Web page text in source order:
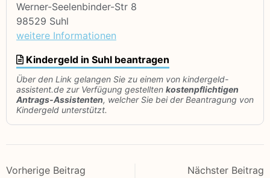
Werner-Seelenbinder-Str 8
98529 Suhl
weitere Informationen
Kindergeld in Suhl beantragen
Über den Link gelangen Sie zu einem von kindergeld-
assistent.de zur Verfügung gestellten kostenpflichtigen
Antrags-Assistenten, welcher Sie bei der Beantragung von
Kindergeld unterstützt.
Vorherige Beitrag
Nächster Beitrag